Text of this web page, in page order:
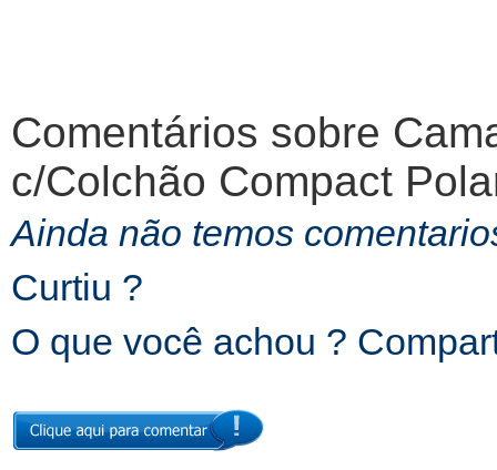
Comentários sobre
c/Colchão Compact
Ainda não temos
Curtiu ?
O que você achou ?